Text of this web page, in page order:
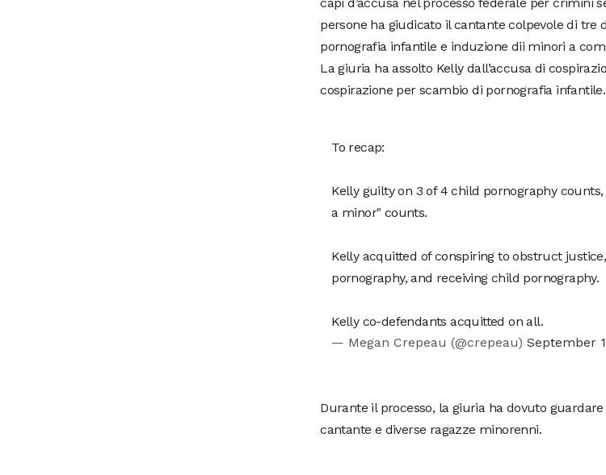
persone ha giudicato il cantante colpevole di
pornografia infantile e induzione dii minori a
La giuria ha assolto Kelly dall’accusa di
cospirazione per scambio di pornografia infantile.
To recap:
Kelly guilty on 3 of 4 child pornography
a minor" counts.
Kelly acquitted of conspiring to obstruct
pornography, and receiving child pornography.
Kelly co-defendants acquitted on all.
— Megan Crepeau (@crepeau)September
Durante il processo, la giuria ha dovuto
cantante e diverse ragazze minorenni.